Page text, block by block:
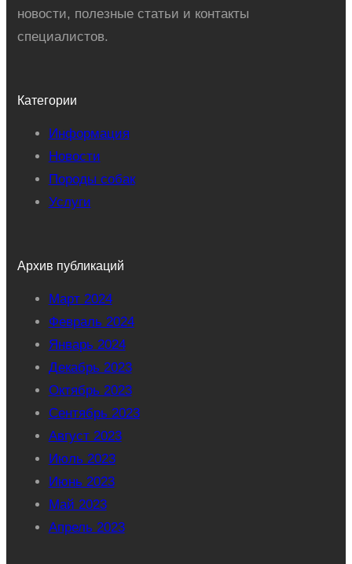
новости, полезные статьи и контакты
специалистов.
Категории
Информация
Новости
Породы собак
Услуги
Архив публикаций
Март 2024
Февраль 2024
Январь 2024
Декабрь 2023
Октябрь 2023
Сентябрь 2023
Август 2023
Июль 2023
Июнь 2023
Май 2023
Апрель 2023